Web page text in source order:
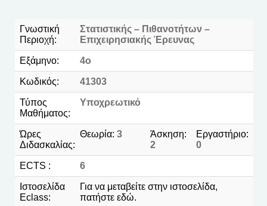
Γνωστική
Περιοχή:
Στατιστικής – Πιθανοτήτων –
Eπιχειρησιακής Έρευνας
Εξάμηνο: 4ο
Κωδικός: 41303
Τύπος
Μαθήματος:
Υποχρεωτικό
Ώρες
Διδασκαλίας:
Θεωρία: 3
Άσκηση:
2
Εργαστήριο:
0
ECTS : 6
Ιστοσελίδα
Eclass:
Για να μεταβείτε στην ιστοσελίδα,
πατήστε εδώ.